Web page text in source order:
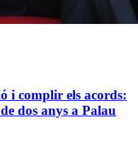
i complir els acords:
dos anys a Palau